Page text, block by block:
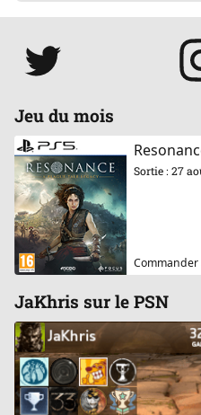
Réseaux
Jeu du mois
Sortie : 27
Commander
JaKhris sur le PSN